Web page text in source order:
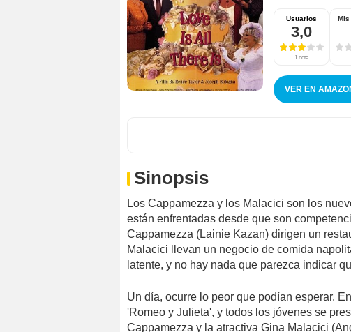
Usuarios
3,0
1 nota
Mis
VER EN
Sinopsis
Los Cappamezza y los Malacici son los
están enfrentadas desde que son
Cappamezza (Lainie Kazan) dirigen un
Malacici llevan un negocio de comida
latente, y no hay nada que parezca indicar
Un día, ocurre lo peor que podían esperar.
'Romeo y Julieta', y todos los jóvenes se
Cappamezza y la atractiva Gina Malacici